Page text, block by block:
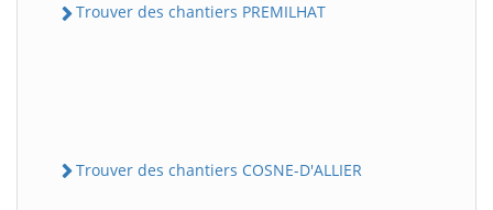
Trouver des chantiers PREMILHAT
Trouver des chantiers COSNE-D'ALLIER